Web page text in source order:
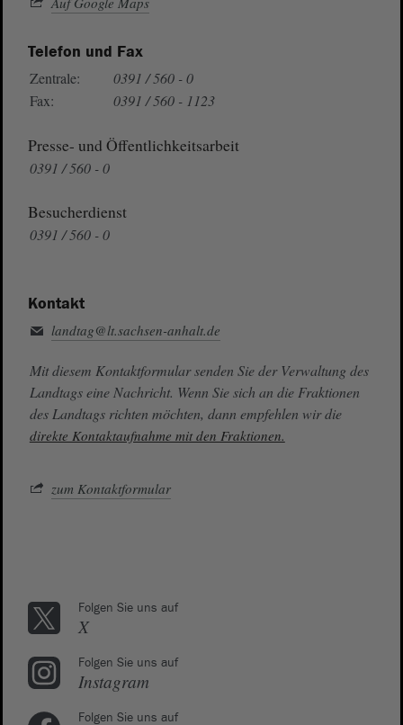
Telefon und Fax
Zentrale:
0391 / 560 - 0
Fax:
0391 / 560 - 1123
Presse- und Öffentlichkeitsarbeit
0391 / 560 - 0
Besucherdienst
0391 / 560 - 0
Kontakt
landtag@lt.sachsen-anhalt.de
Mit diesem Kontaktformular senden Sie der Verwaltung des
Landtags eine Nachricht. Wenn Sie sich an die Fraktionen
des Landtags richten möchten, dann empfehlen wir die
direkte Kontaktaufnahme mit den Fraktionen.
zum Kontaktformular
Folgen Sie uns auf
X
Folgen Sie uns auf
Instagram
Folgen Sie uns auf